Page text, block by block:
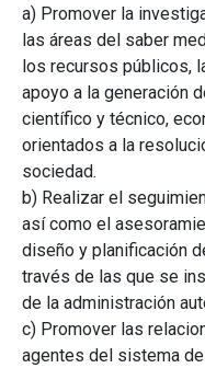
a) Promover la
las áreas del saber
los recursos públicos,
apoyo a la generación
científico y técnico,
orientados a la
sociedad.
b) Realizar el
así como el
diseño y planificación
través de las que se
de la administración
c) Promover las
agentes del sistema